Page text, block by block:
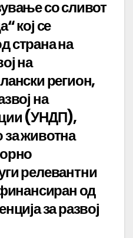
со сливот
кој се
страна на
на
регион,
на
(УНДП),
животна
релевантни
од
за развој